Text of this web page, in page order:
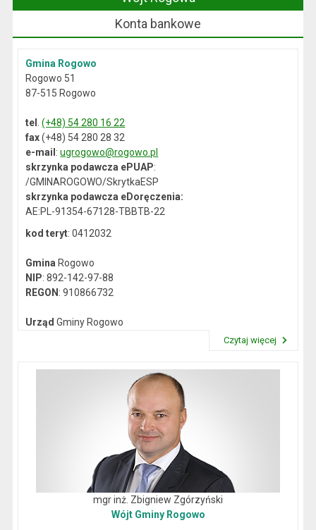
Konta bankowe
Gmina Rogowo
Rogowo 51
87-515 Rogowo
tel .(+48) 54 280 16 22
fax(+48) 54 280 28 32
e-mail :ugrogowo@rogowo.pl
skrzynka podawcza ePUAP:
/GMINAROGOWO/SkrytkaESP
skrzynka podawcza eDoręczenia:
AE:PL-91354-67128-TBBTB-22
kod teryt: 0412032
Gmina Rogowo
NIP: 892-142-97-88
REGON : 910866732
Urząd Gminy Rogowo
Czytaj więcej
mgr inż. Zbigniew Zgórzyński
Wójt Gminy Rogowo